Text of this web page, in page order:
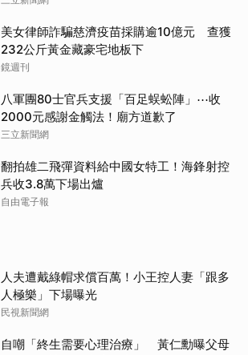
美女律師詐騙慈濟疫苗採購逾10億元 查獲
232公斤黃金藏豪宅地板下
鏡週刊
八軍團80士官兵支援「百足蜈蚣陣」⋯收
2000元感謝金觸法！廟方道歉了
三立新聞網
翻拍雄二飛彈資料給中國女特工！海鋒射控
兵收3.8萬下場出爐
自由電子報
人夫遭戴綠帽求償百萬！小王控人妻「跟多
人極樂」下場曝光
民視新聞網
自嘲「終生需要心理治療」 黃仁勳曝父母